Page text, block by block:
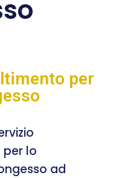
per
per lo
ad